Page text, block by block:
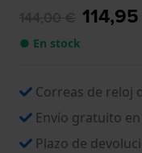
144,00 €
● En stock
Correas de reloj
Envío gratuito
Plazo de